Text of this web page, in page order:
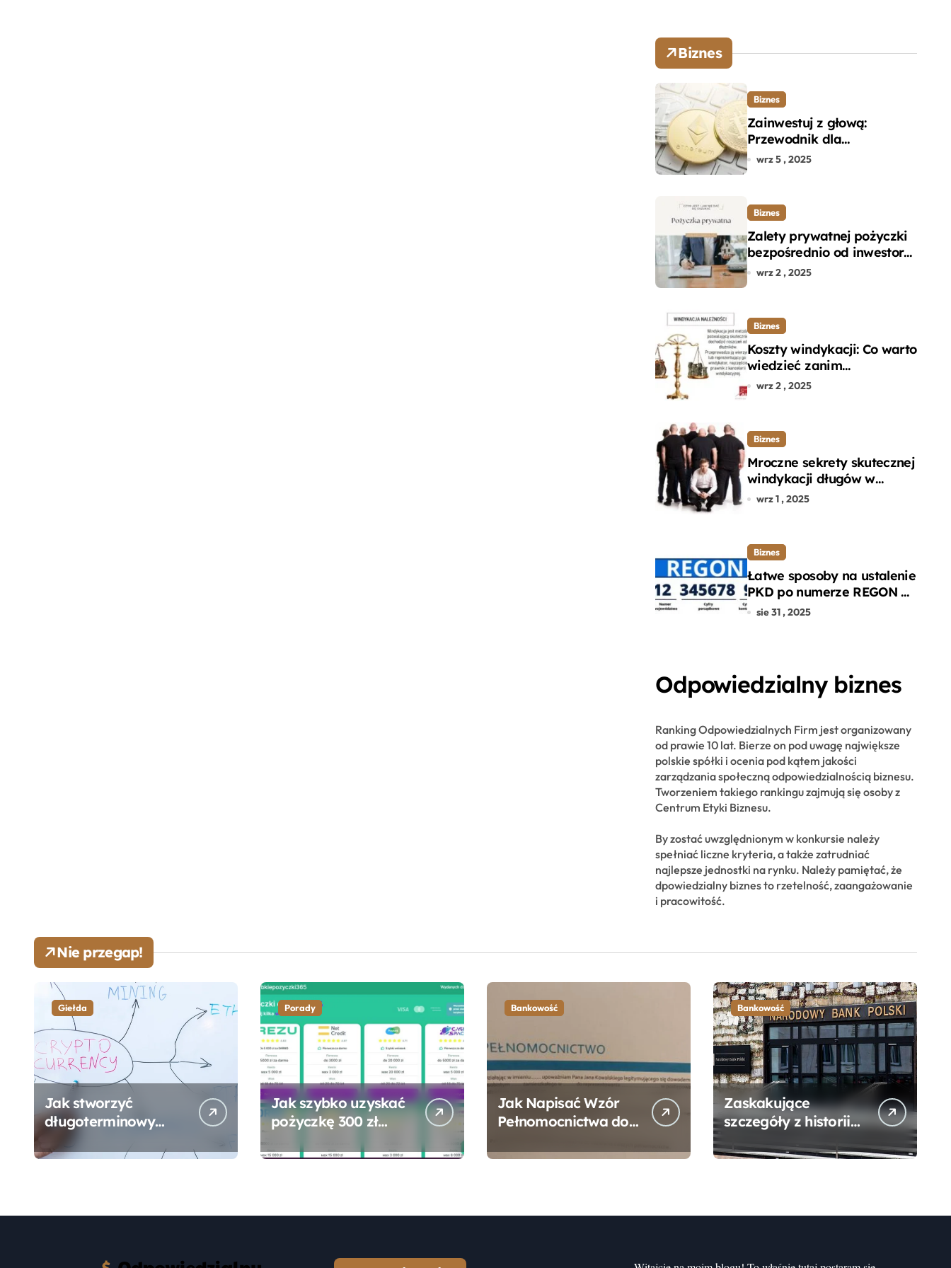
Biznes
Biznes
Zainwestuj z głową:
Przewodnik dla
początkujących w zakupie
wrz 5 , 2025
Biznes
Zalety prywatnej pożyczki
bezpośrednio od inwestora
– dlaczego warto?
wrz 2 , 2025
Biznes
Koszty windykacji: Co warto
wiedzieć zanim
zdecydujesz się na
wrz 2 , 2025
Biznes
Mroczne sekrety skutecznej
windykacji długów w
departamencie windykacji
wrz 1 , 2025
Biznes
Łatwe sposoby na ustalenie
PKD po numerze REGON w
kilku prostych krokach
sie 31 , 2025
Odpowiedzialny biznes
Ranking Odpowiedzialnych Firm jest organizowany
od prawie 10 lat. Bierze on pod uwagę największe
polskie spółki i ocenia pod kątem jakości
zarządzania społeczną odpowiedzialnością biznesu.
Tworzeniem takiego rankingu zajmują się osoby z
Centrum Etyki Biznesu.
By zostać uwzględnionym w konkursie należy
spełniać liczne kryteria, a także zatrudniać
najlepsze jednostki na rynku. Należy pamiętać, że
dpowiedzialny biznes to rzetelność, zaangażowanie
i pracowitość.
Nie przegap!
Giełda
Jak stworzyć
długoterminowy
10-20 lat?
Porady
Jak szybko uzyskać
pożyczkę 300 zł
formalności?
Bankowość
Jak Napisać Wzór
Pełnomocnictwa do
Praktyczny
Bankowość
Zaskakujące
szczegóły z historii
Narodowego Banku